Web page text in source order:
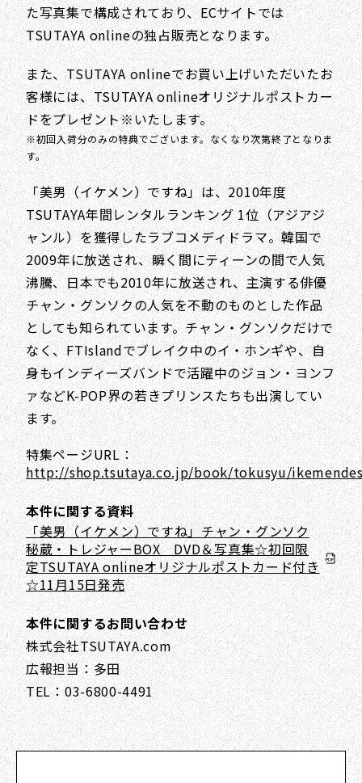
た写真集で構成されており、ECサイトでは
TSUTAYA onlineの独占販売となります。
また、TSUTAYA onlineでお買い上げいただいたお
客様には、TSUTAYA onlineオリジナルポストカー
ドをプレゼント※いたします。
※初回入荷分のみの特典でございます。なくなり次第終了となりま
す。
「美男（イケメン）ですね」は、2010年度
TSUTAYA年間レンタルランキング 1位（アジアジ
ャンル）を獲得したラブコメディドラマ。韓国で
2009年に放送され、瞬く間にティーンの間で人気
沸騰、日本でも2010年に放送され、主演する俳優
チャン・グンソクの人気を不動のものとした作品
としても知られています。チャン・グンソクだけで
なく、FTIslandでブレイク中のイ・ホンギや、自
身もインディーズバンドで活躍中のジョン・ヨンフ
ァなどK-POP界の若きプリンスたちも出演してい
ます。
特集ページURL：
http://shop.tsutaya.co.jp/book/tokusyu/
本件に関する資料
「美男（イケメン）ですね」チャン・グンソク
秘蔵・トレジャーBOX DVD＆写真集☆初回限
定TSUTAYA onlineオリジナルポストカード付き
☆11月15日発売
本件に関するお問い合わせ
株式会社TSUTAYA.com
広報担当：多田
TEL：03-6800-4491